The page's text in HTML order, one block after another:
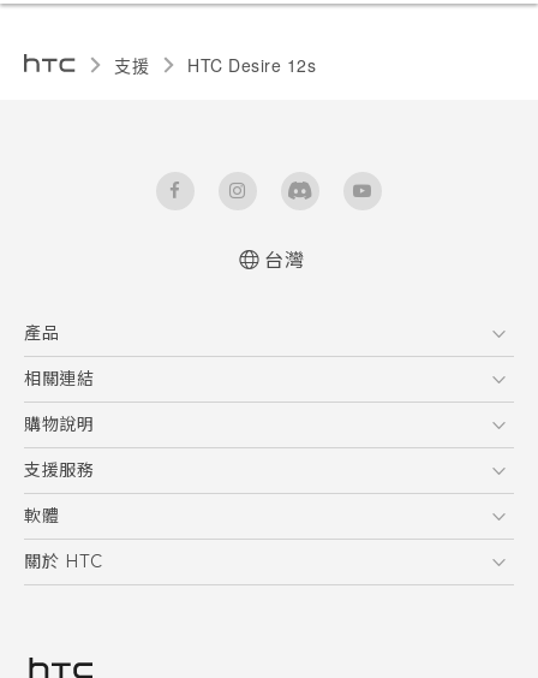
支援 HTC Desire 12s‎
台灣
產品
5G
智慧型手機
配件
相關連結
HTC Research
購物說明
購物須知
訂單管理
付款方式
支援服務
到府收送維修服務
服務中心資訊
客戶服務佈告欄
軟體
應用程式
HTC Sync Manager
關於 HTC